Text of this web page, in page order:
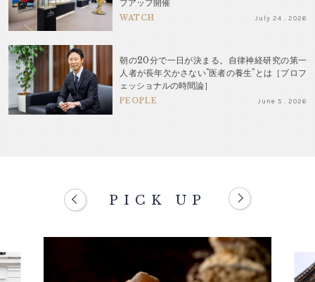
プアップ開催
WATCH July 24 . 2026
朝の20分で一日が決まる。自律神経研究の第一
人者が長年欠かさない"医者の養生"とは［プロフ
ェッショナルの時間論］
PEOPLE June 5 . 2026
PICK UP